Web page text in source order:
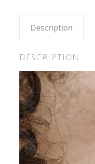
Description
DESCRIPTION